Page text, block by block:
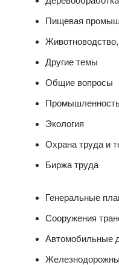
Пищевая
Другие темы
Общие вопросы
Экология
Охрана труда и
Биржа труда
Генеральные
Сооружения
Автомобильные